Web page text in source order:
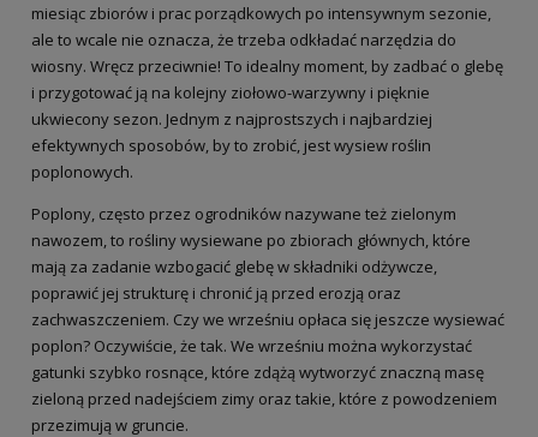
miesiąc zbiorów i prac porządkowych po intensywnym sezonie,
ale to wcale nie oznacza, że trzeba odkładać narzędzia do
wiosny. Wręcz przeciwnie! To idealny moment, by zadbać o glebę
i przygotować ją na kolejny ziołowo-warzywny i pięknie
ukwiecony sezon. Jednym z najprostszych i najbardziej
efektywnych sposobów, by to zrobić, jest wysiew roślin
poplonowych.
Poplony, często przez ogrodników nazywane też zielonym
nawozem, to rośliny wysiewane po zbiorach głównych, które
mają za zadanie wzbogacić glebę w składniki odżywcze,
poprawić jej strukturę i chronić ją przed erozją oraz
zachwaszczeniem. Czy we wrześniu opłaca się jeszcze wysiewać
poplon? Oczywiście, że tak. We wrześniu można wykorzystać
gatunki szybko rosnące, które zdążą wytworzyć znaczną masę
zieloną przed nadejściem zimy oraz takie, które z powodzeniem
przezimują w gruncie.